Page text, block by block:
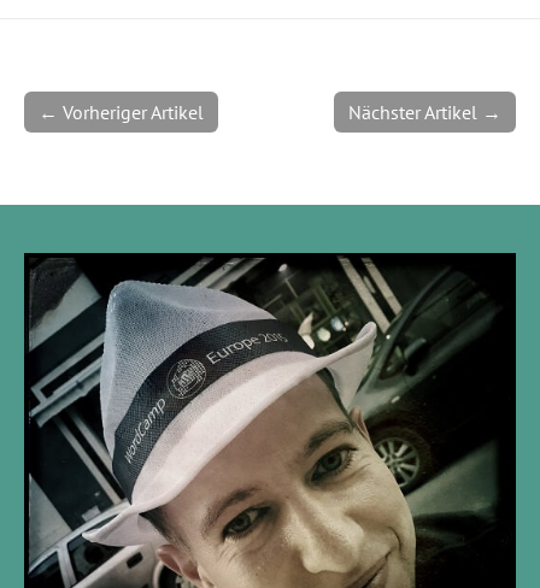
Nächster Artikel →
← Vorheriger Artikel